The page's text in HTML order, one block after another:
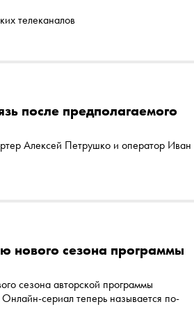
телеканалов
после предполагаемого
Алексей Петрушко и оператор Иван
нового сезона программы
сезона авторской программы